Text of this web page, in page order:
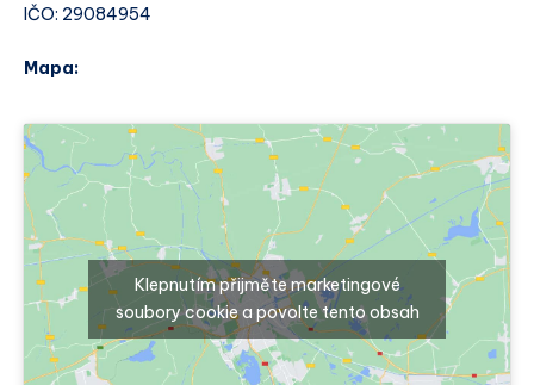
IČO: 29084954
Mapa:
Klepnutím přijměte marketingové
soubory cookie a povolte tento obsah